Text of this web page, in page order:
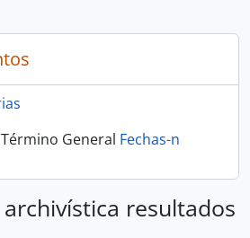
Término General Fechas-n
resultados